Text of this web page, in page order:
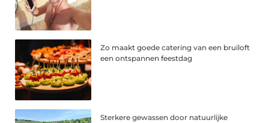
Zo maakt goede catering van een bruiloft
een ontspannen feestdag
Sterkere gewassen door natuurlijke